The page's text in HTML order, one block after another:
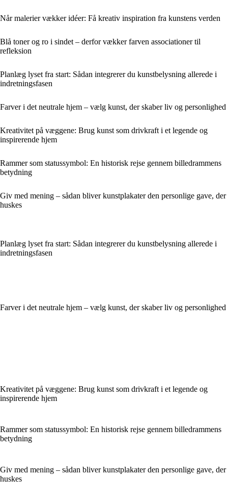
Når malerier vækker idéer: Få kreativ inspiration fra kunstens verden
Blå toner og ro i sindet – derfor vækker farven associationer til
refleksion
Planlæg lyset fra start: Sådan integrerer du kunstbelysning allerede i
indretningsfasen
Farver i det neutrale hjem – vælg kunst, der skaber liv og personlighed
Kreativitet på væggene: Brug kunst som drivkraft i et legende og
inspirerende hjem
Rammer som statussymbol: En historisk rejse gennem billedrammens
betydning
Giv med mening – sådan bliver kunstplakater den personlige gave, der
huskes
Planlæg lyset fra start: Sådan integrerer du kunstbelysning allerede i
indretningsfasen
Farver i det neutrale hjem – vælg kunst, der skaber liv og personlighed
Kreativitet på væggene: Brug kunst som drivkraft i et legende og
inspirerende hjem
Rammer som statussymbol: En historisk rejse gennem billedrammens
betydning
Giv med mening – sådan bliver kunstplakater den personlige gave, der
huskes